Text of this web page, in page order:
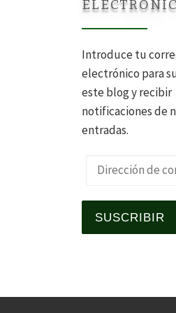
Introduce tu
electrónico para
este blog y recibir
notificaciones de
entradas.
Dirección de
SUSCRIBIR